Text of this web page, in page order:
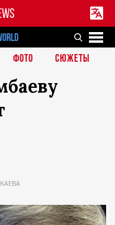
ФОТО СЮЖЕТЫ